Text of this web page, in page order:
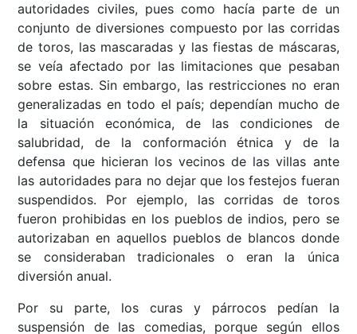
autoridades civiles, pues como hacía parte de un
conjunto de diversiones compuesto por las corridas
de toros, las mascaradas y las fiestas de máscaras,
se veía afectado por las limitaciones que pesaban
sobre estas. Sin embargo, las restricciones no eran
generalizadas en todo el país; dependían mucho de
la situación económica, de las condiciones de
salubridad, de la conformación étnica y de la
defensa que hicieran los vecinos de las villas ante
las autoridades para no dejar que los festejos fueran
suspendidos. Por ejemplo, las corridas de toros
fueron prohibidas en los pueblos de indios, pero se
autorizaban en aquellos pueblos de blancos donde
se consideraban tradicionales o eran la única
diversión anual.
Por su parte, los curas y párrocos pedían la
suspensión de las comedias, porque según ellos